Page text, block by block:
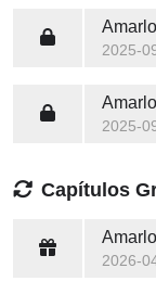
2025-
2025-
Capítulos
2026-